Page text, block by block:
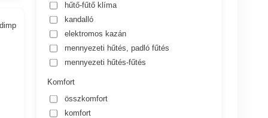
hűtő-fűtő klíma
kandalló
elektromos kazán
mennyezeti hűtés, padló fűtés
mennyezeti hűtés-fűtés
Komfort
összkomfort
komfort